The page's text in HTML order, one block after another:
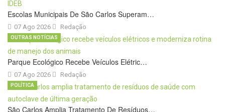
Escolas Municipais De São Carlos Superam…
07 Ago 2026 Redação
Parque Ecológico Recebe Veículos Elétric…
07 Ago 2026
OUTRAS NOTÍCIAS
Redação
São Carlos Amplia Tratamento De Resíduos…
POLÍTICA